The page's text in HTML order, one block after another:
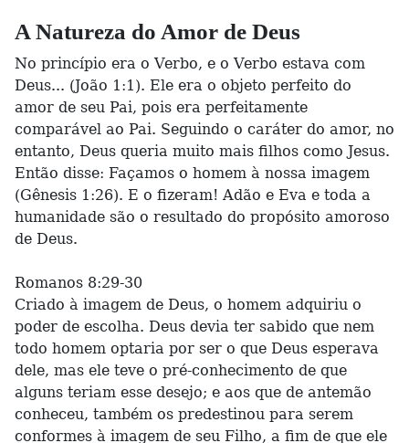
A Natureza do Amor de Deus
No princípio era o Verbo, e o Verbo estava com
Deus... (João 1:1). Ele era o objeto perfeito do
amor de seu Pai, pois era perfeitamente
comparável ao Pai. Seguindo o caráter do amor, no
entanto, Deus queria muito mais filhos como Jesus.
Então disse: Façamos o homem à nossa imagem
(Gênesis 1:26). E o fizeram! Adão e Eva e toda a
humanidade são o resultado do propósito amoroso
de Deus.
Romanos 8:29-30
Criado à imagem de Deus, o homem adquiriu o
poder de escolha. Deus devia ter sabido que nem
todo homem optaria por ser o que Deus esperava
dele, mas ele teve o pré-conhecimento de que
alguns teriam esse desejo; e aos que de antemão
conheceu, também os predestinou para serem
conformes à imagem de seu Filho, a fim de que ele